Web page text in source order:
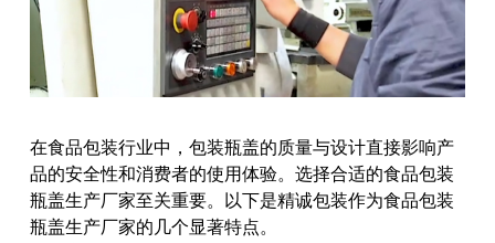
在食品包装行业中，包装瓶盖的质量与设计直接影响产
品的安全性和消费者的使用体验。选择合适的食品包装
瓶盖生产厂家至关重要。以下是精诚包装作为食品包装
瓶盖生产厂家的几个显著特点。